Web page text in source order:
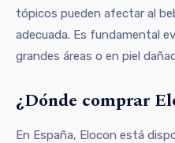
tópicos pueden afectar al
adecuada. Es fundamental
grandes áreas o en piel
¿Dónde comprar
En España, Elocon está